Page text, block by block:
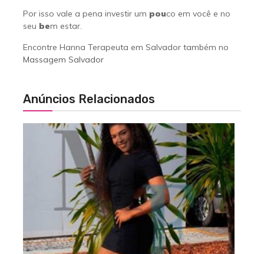
Por isso vale a pena investir um pouco em você e no
seu bem estar.
Encontre Hanna Terapeuta em Salvador também no
Massagem Salvador
Anúncios Relacionados